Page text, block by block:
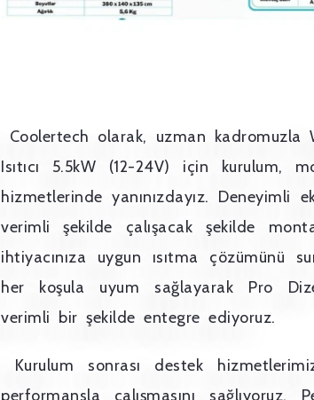
Coolertech olarak, uzman kadromuzla
Isıtıcı 5.5kW (12-24V) için kurulum,
hizmetlerinde yanınızdayız. Deneyimli
verimli şekilde çalışacak şekilde
ihtiyacınıza uygun ısıtma çözümünü
her koşula uyum sağlayarak Pro
verimli bir şekilde entegre ediyoruz.
Kurulum sonrası destek
performansla çalışmasını sağlıyoruz.